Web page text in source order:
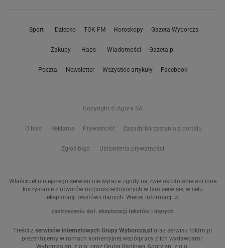
Sport Dziecko TOK FM Horoskopy Gazeta Wyborcza
Zakupy Haps Wiadomości Gazeta.pl
Poczta Newsletter Wszystkie artykuły Facebook
Copyright © Agora SA
O Nas Reklama Prywatność Zasady korzystania z portalu
Zgłoś błąd Ustawienia prywatności
Właściciel niniejszego serwisu nie wyraża zgody na zwielokrotnianie ani inne
korzystanie z utworów rozpowszechnionych w tym serwisie, w celu
eksploracji tekstów i danych. Więcej informacji w
zastrzeżeniu dot. eksploracji tekstów i danych
Treści z serwisów internetowych Grupy Wyborcza.pl oraz serwisu tokfm.pl
prezentujemy w ramach komercyjnej współpracy z ich wydawcami:
Wyborcza sp. z o.o. oraz Grupą Radiową Agory sp. z o.o.